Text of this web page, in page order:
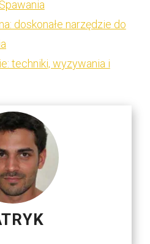
doskonałe narzędzie do
techniki, wyzywania i